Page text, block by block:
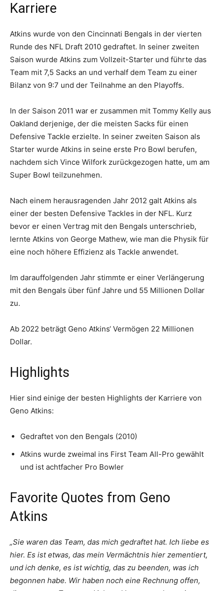
Karriere
Atkins wurde von den Cincinnati Bengals in der vierten
Runde des NFL Draft 2010 gedraftet. In seiner zweiten
Saison wurde Atkins zum Vollzeit-Starter und führte das
Team mit 7,5 Sacks an und verhalf dem Team zu einer
Bilanz von 9:7 und der Teilnahme an den Playoffs.
In der Saison 2011 war er zusammen mit Tommy Kelly aus
Oakland derjenige, der die meisten Sacks für einen
Defensive Tackle erzielte. In seiner zweiten Saison als
Starter wurde Atkins in seine erste Pro Bowl berufen,
nachdem sich Vince Wilfork zurückgezogen hatte, um am
Super Bowl teilzunehmen.
Nach einem herausragenden Jahr 2012 galt Atkins als
einer der besten Defensive Tackles in der NFL. Kurz
bevor er einen Vertrag mit den Bengals unterschrieb,
lernte Atkins von George Mathew, wie man die Physik für
eine noch höhere Effizienz als Tackle anwendet.
Im darauffolgenden Jahr stimmte er einer Verlängerung
mit den Bengals über fünf Jahre und 55 Millionen Dollar
zu.
Ab 2022 beträgt Geno Atkins‘ Vermögen 22 Millionen
Dollar.
Highlights
Hier sind einige der besten Highlights der Karriere von
Geno Atkins:
Gedraftet von den Bengals (2010)
Atkins wurde zweimal ins First Team All-Pro gewählt
und ist achtfacher Pro Bowler
Favorite Quotes from Geno
Atkins
„Sie waren das Team, das mich gedraftet hat. Ich liebe es
hier. Es ist etwas, das mein Vermächtnis hier zementiert,
und ich denke, es ist wichtig, das zu beenden, was ich
begonnen habe. Wir haben noch eine Rechnung offen,